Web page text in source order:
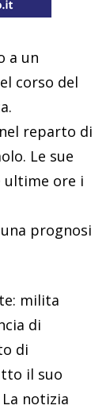
a un
corso del
reparto di
Le sue
ultime ore i
prognosi
milita
di
di
il suo
notizia